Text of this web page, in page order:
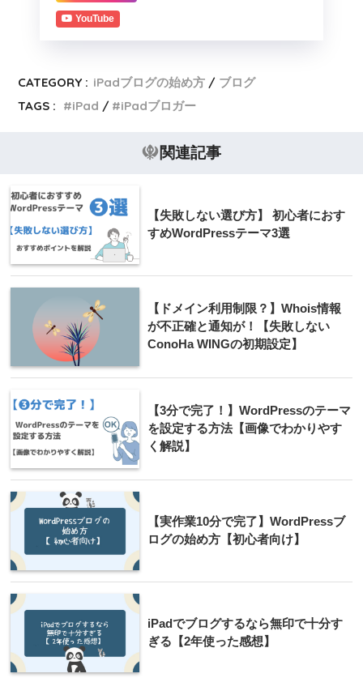
YouTube
CATEGORY : iPadブログの始め方
ブログ
TAGS :
iPad iPadブロガー
関連記事
【失敗しない選び方】 初心者におす
すめWordPressテーマ3選
【ドメイン利用制限？】Whois情報
が不正確と通知が！【失敗しない
ConoHa WINGの初期設定】
【3分で完了！】WordPressのテーマ
を設定する方法【画像でわかりやす
く解説】
【実作業10分で完了】WordPressブ
ログの始め方【初心者向け】
iPadでブログするなら無印で十分す
ぎる【2年使った感想】